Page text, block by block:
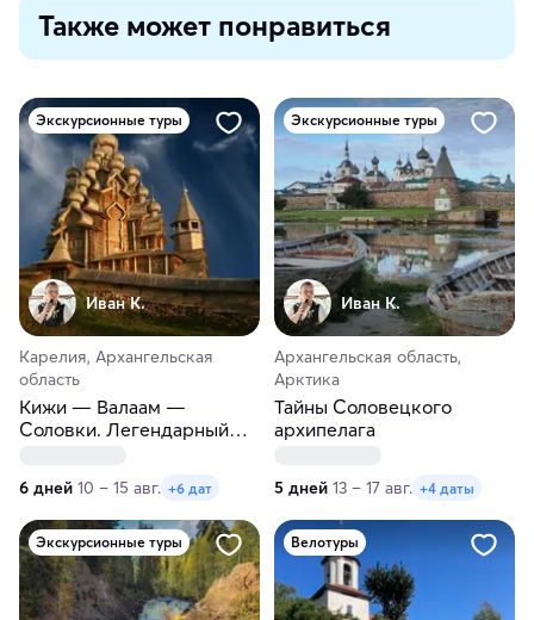
Также может понравиться
Экскурсионные туры
Иван К.
Карелия, Архангельская
область
Кижи — Валаам —
Соловки. Легендарный
6 дней 10 – 15 авг. +6 дат
Экскурсионные туры
Иван К.
Архангельская область,
Арктика
Тайны Соловецкого
архипелага
5 дней 13 – 17 авг. +4 даты
Экскурсионные туры Велотуры